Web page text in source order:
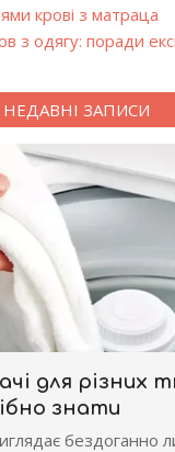
крові з матраца
з одягу: поради
НЕДАВНІ ЗАПИСИ
для різних
знати
бездоганно